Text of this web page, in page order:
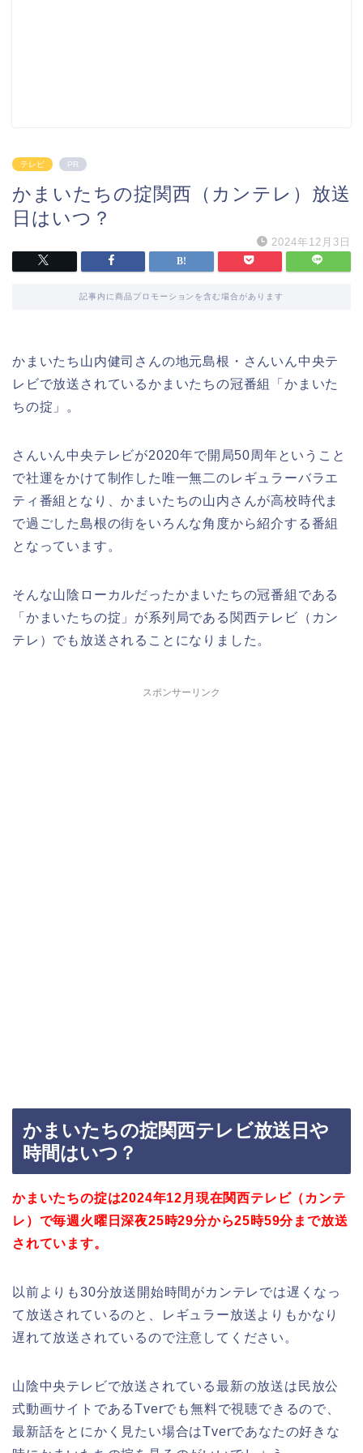
テレビ PR
かまいたちの掟関西（カンテレ）放送
日はいつ？
2024年12月3日
記事内に商品プロモーションを含む場合があります
かまいたち山内健司さんの地元島根・さんいん中央テ
レビで放送されているかまいたちの冠番組「かまいた
ちの掟」。
さんいん中央テレビが2020年で開局50周年ということ
で社運をかけて制作した唯一無二のレギュラーバラエ
ティ番組となり、かまいたちの山内さんが高校時代ま
で過ごした島根の街をいろんな角度から紹介する番組
となっています。
そんな山陰ローカルだったかまいたちの冠番組である
「かまいたちの掟」が系列局である関西テレビ（カン
テレ）でも放送されることになりました。
スポンサーリンク
かまいたちの掟関西テレビ放送日や
時間はいつ？
かまいたちの掟は2024年12月現在関西テレビ（カンテ
レ）で毎週火曜日深夜25時29分から25時59分まで放送
されています。
以前よりも30分放送開始時間がカンテレでは遅くなっ
て放送されているのと、レギュラー放送よりもかなり
遅れて放送されているので注意してください。
山陰中央テレビで放送されている最新の放送は民放公
式動画サイトであるTverでも無料で視聴できるので、
最新話をとにかく見たい場合はTverであなたの好きな